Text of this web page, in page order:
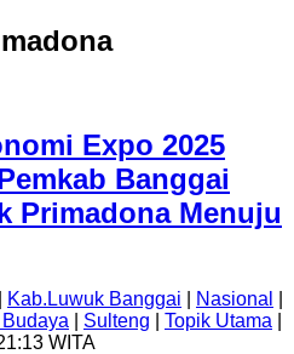
Expo 2025
Banggai
Primadona Menuju
Kab.Luwuk Banggai Nasional
Sulteng Topik Utama
WITA